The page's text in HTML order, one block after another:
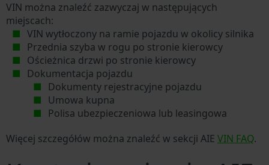
VIN można znaleźć zazwyczaj w następujących
miejscach:
VIN wytłoczony na ramie pojazdu w okolicy silnika
Przednia szyba w rogu po stronie kierowcy
Ościeżnica drzwi po stronie kierowcy
Dokumentacja pojazdu
Dokumenty rejestracyjne pojazdu
Umowa kupna
Polisa ubezpieczeniowa lub leasingowa
Więcej szczegółów można znaleźć w sekcji AIE VIN FAQ.